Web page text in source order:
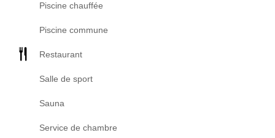
Piscine chauffée
Piscine commune
Restaurant
Salle de sport
Sauna
Service de chambre